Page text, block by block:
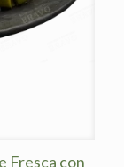
Fresca con